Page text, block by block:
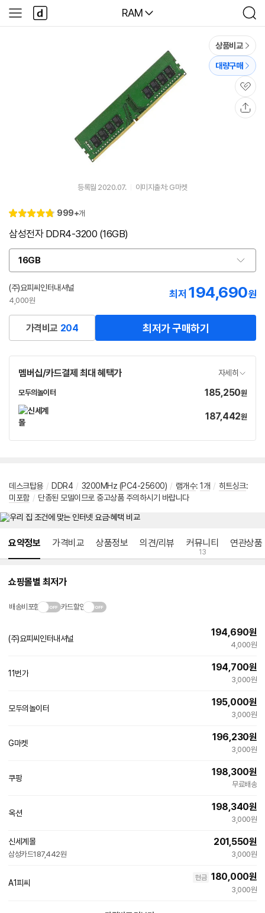
다나와
RAM
검
색
사
이
다
나
와
상품비교
대량구매
관
심
등록월 2020.07. 이미지출처: G마켓
별
4.
리
999+개
삼성전자 DDR4-3200 (16GB)
16GB
옵
션
선
택
(주)요피씨인터내셔널
4,000원
최저 194,690원
가격비교 204 최저가 구매하기
멤버십/카드결제 최대 혜택가 자세히
모두의놀이터네
이
가
185,250원
가
187,442원
데스크탑용 / DDR4 / 3200MHz (PC4-25600) / 램개수: 1개 / 히트싱크:
미포함 / 단종된 모델이므로 중고상품 주의하시기 바랍니다
요약정보 가격비교 상품정보 의견/리뷰 커뮤니티
13
연관상품
쇼핑몰별 최저가
배송비포함 카드할인
(주)요피씨인터내셔널
194,690원
4,000원
11번가
194,700원
3,000원
모두의놀이터
195,000원
3,000원
G마켓
196,230원
3,000원
쿠팡
198,300원
무료배송
옥션
198,340원
3,000원
신세계몰
삼성카드187,442원
201,550원
3,000원
A1피씨
현금 180,000원
3,000원